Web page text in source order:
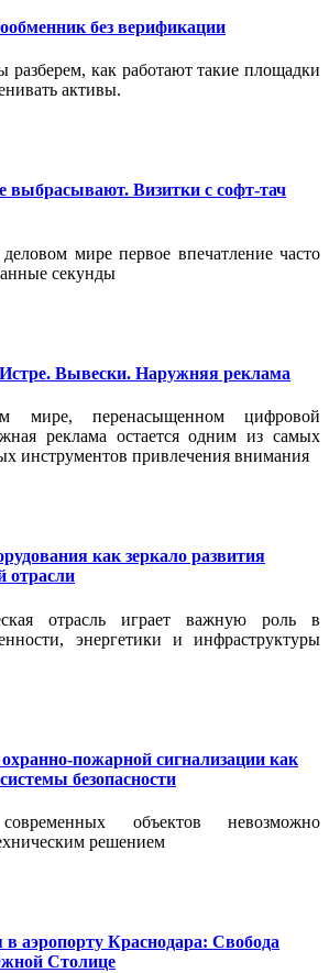
без верификации
разберем, как работают такие площадки
активы.
выбрасывают. Визитки с софт-тач
мире первое впечатление часто
секунды
Вывески. Наружняя реклама
мире, перенасыщенном цифровой
реклама остается одним из самых
инструментов привлечения внимания
как зеркало развития
отрасли
отрасль играет важную роль в
энергетики и инфраструктуры
пожарной сигнализации как
безопасности
современных объектов невозможно
решением
аэропорту Краснодара: Свобода
Столице